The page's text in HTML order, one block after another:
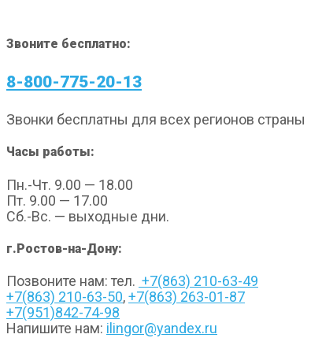
Звоните бесплатно:
8-800-775-20-13
Звонки бесплатны для всех регионов страны
Часы работы:
Пн.-Чт. 9.00 — 18.00
Пт. 9.00 — 17.00
Сб.-Вс. — выходные дни.
г.Ростов-на-Дону:
Позвоните нам: тел. +7(863) 210-63-49
+7(863) 210-63-50,+7(863) 263-01-87
+7(951)842-74-98
Напишите нам: ilingor@yandex.ru